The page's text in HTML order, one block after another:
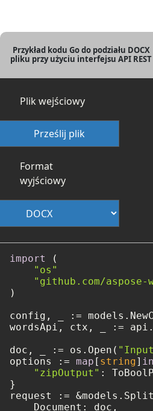
Przykład kodu Go do podziału DOCX
pliku przy użyciu interfejsu API REST
Plik wejściowy
Prześlij plik
Format
wyjściowy
import
(
"os"
"github.com/
)
config, _ :=
wordsApi, ctx, _ :=
doc, _ := os.Open(
options := map [ string]
"zipOutput" :
}
request :=
    Document: doc,